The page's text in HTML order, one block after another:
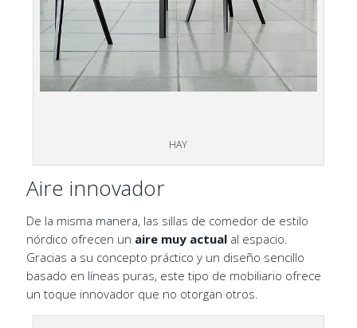
HAY
Aire innovador
De la misma manera, las sillas de comedor de estilo
nórdico ofrecen un aire muy actualal espacio.
Gracias a su concepto práctico y un diseño sencillo
basado en líneas puras, este tipo de mobiliario ofrece
un toque innovador que no otorgan otros.